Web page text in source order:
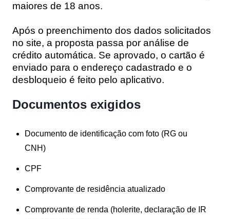
maiores de 18 anos.
Após o preenchimento dos dados solicitados
no site, a proposta passa por análise de
crédito automática. Se aprovado, o cartão é
enviado para o endereço cadastrado e o
desbloqueio é feito pelo aplicativo.
Documentos exigidos
Documento de identificação com foto (RG ou
CNH)
CPF
Comprovante de residência atualizado
Comprovante de renda (holerite, declaração de IR